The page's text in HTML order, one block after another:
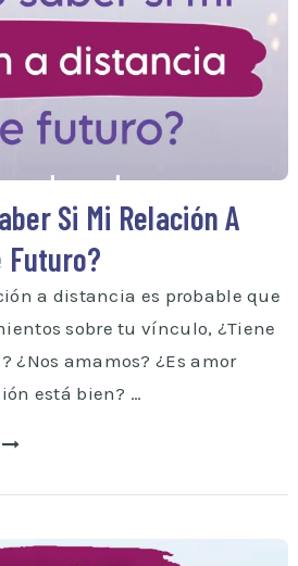
Si Mi Relación A
Futuro?
a distancia es probable que
sobre tu vínculo, ¿Tiene
¿Nos amamos? ¿Es amor
está bien? …